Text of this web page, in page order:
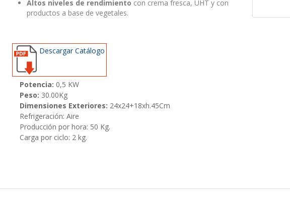
Altos niveles de rendimiento con crema fresca, UHT y con
productos a base de vegetales.
Descargar Catálogo
Potencia: 0,5 KW
Peso: 30.00Kg
Dimensiones Exteriores: 24x24+18xh.45Cm
Refrigeración: Aire
Producción por hora: 50 Kg.
Carga por ciclo: 2 kg.